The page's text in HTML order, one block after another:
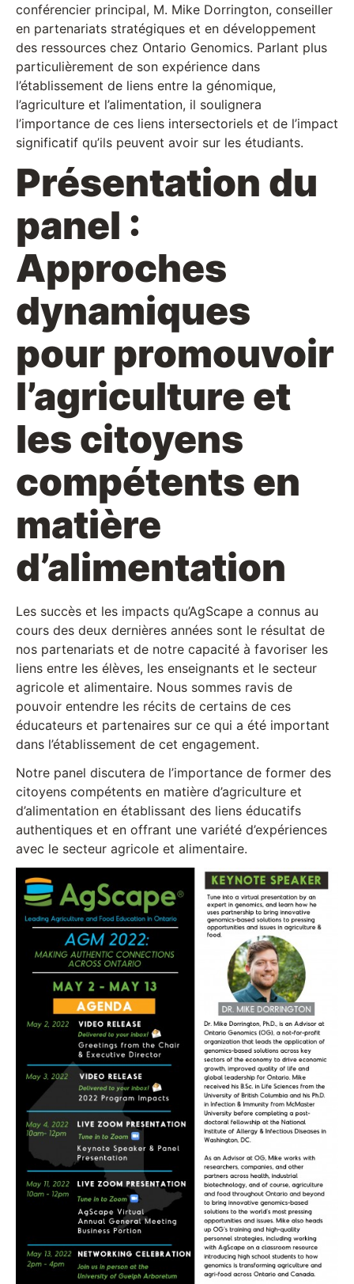
conférencier principal, M. Mike Dorrington, conseiller
en partenariats stratégiques et en développement
des ressources chez Ontario Genomics. Parlant plus
particulièrement de son expérience dans
l’établissement de liens entre la génomique,
l’agriculture et l’alimentation, il soulignera
l’importance de ces liens intersectoriels et de l’impact
significatif qu’ils peuvent avoir sur les étudiants.
Présentation du
panel :
Approches
dynamiques
pour promouvoir
l’agriculture et
les citoyens
compétents en
matière
d’alimentation
Les succès et les impacts qu’AgScape a connus au
cours des deux dernières années sont le résultat de
nos partenariats et de notre capacité à favoriser les
liens entre les élèves, les enseignants et le secteur
agricole et alimentaire. Nous sommes ravis de
pouvoir entendre les récits de certains de ces
éducateurs et partenaires sur ce qui a été important
dans l’établissement de cet engagement.
Notre panel discutera de l’importance de former des
citoyens compétents en matière d’agriculture et
d’alimentation en établissant des liens éducatifs
authentiques et en offrant une variété d’expériences
avec le secteur agricole et alimentaire.